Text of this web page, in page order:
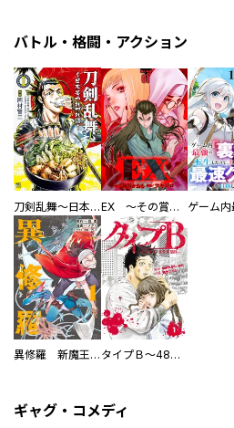
バトル・格闘・アクション
刀剣乱舞～日本号つれづれ酒～ EX ～その賞金稼ぎは、世界の出口を探す～【単行本版】
異修羅 新魔王戦争 タイプＢ～48時間後、致死率100％～【単話】
ギャグ・コメディ